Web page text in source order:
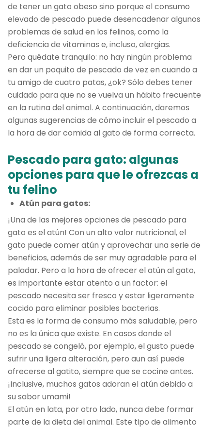
de tener un gato obeso sino porque el consumo
elevado de pescado puede desencadenar algunos
problemas de salud en los felinos, como la
deficiencia de vitaminas e, incluso, alergias.
Pero quédate tranquilo: no hay ningún problema
en dar un poquito de pescado de vez en cuando a
tu amigo de cuatro patas, ¿ok? Sólo debes tener
cuidado para que no se vuelva un hábito frecuente
en la rutina del animal. A continuación, daremos
algunas sugerencias de cómo incluir el pescado a
la hora de dar comida al gato de forma correcta.
Pescado para gato: algunas
opciones para que le ofrezcas a
tu felino
Atún para gatos:
¡Una de las mejores opciones de pescado para
gato es el atún! Con un alto valor nutricional, el
gato puede comer atún y aprovechar una serie de
beneficios, además de ser muy agradable para el
paladar. Pero a la hora de ofrecer el atún al gato,
es importante estar atento a un factor: el
pescado necesita ser fresco y estar ligeramente
cocido para eliminar posibles bacterias.
Esta es la forma de consumo más saludable, pero
no es la única que existe. En casos donde el
pescado se congeló, por ejemplo, el gusto puede
sufrir una ligera alteración, pero aun así puede
ofrecerse al gatito, siempre que se cocine antes.
¡Inclusive, muchos gatos adoran el atún debido a
su sabor umami!
El atún en lata, por otro lado, nunca debe formar
parte de la dieta del animal. Este tipo de alimento